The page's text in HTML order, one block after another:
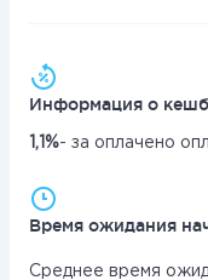
Информация о
1,1%- за оплачено
Время ожидания
Среднее время